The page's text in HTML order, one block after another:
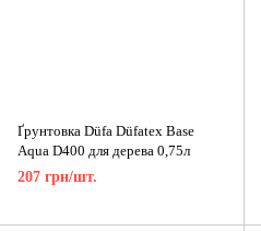
Ґрунтовка Düfa Düfatex Base
Aqua D400 для дерева 0,75л
207 грн/шт.